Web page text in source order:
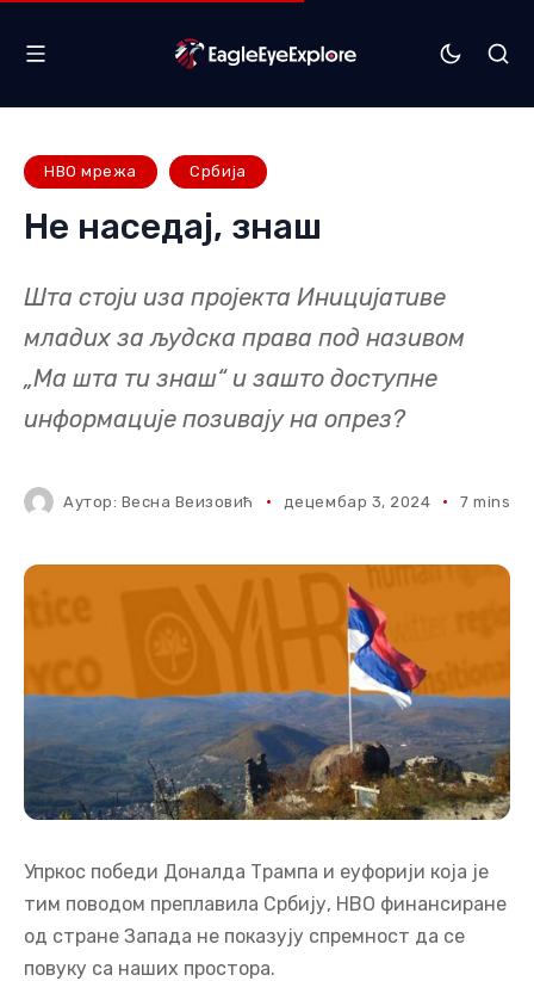
НВО мрежа Србија
Не наседај, знаш
Шта стоји иза пројекта Иницијативе
младих за људска права под називом
„Ма шта ти знаш“ и зашто доступне
информације позивају на опрез?
Аутор: Весна Веизовић децембар 3, 2024 7 mins
Упркос победи Доналда Трампа и еуфорији која је
тим поводом преплавила Србију, НВО финансиране
од стране Запада не показују спремност да се
повуку са наших простора.